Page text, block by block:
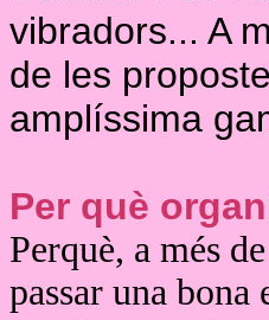
vibradors... A
de les
amplíssima
Per què
Perquè, a més
passar una bona